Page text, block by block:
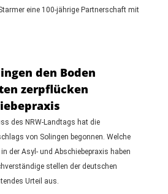
eine 100-jährige Partnerschaft mit
den Boden
zerpflücken
des NRW-Landtags hat die
von Solingen begonnen. Welche
der Asyl- und Abschiebepraxis haben
stellen der deutschen
Urteil aus.